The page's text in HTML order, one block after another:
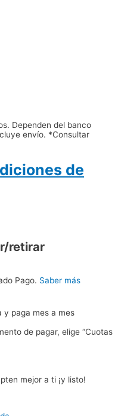
Dependen del banco
envío. *Consultar
de
retirar
Pago. Saber más
y paga mes a mes
de pagar, elige “Cuotas
mejor a ti ¡y listo!